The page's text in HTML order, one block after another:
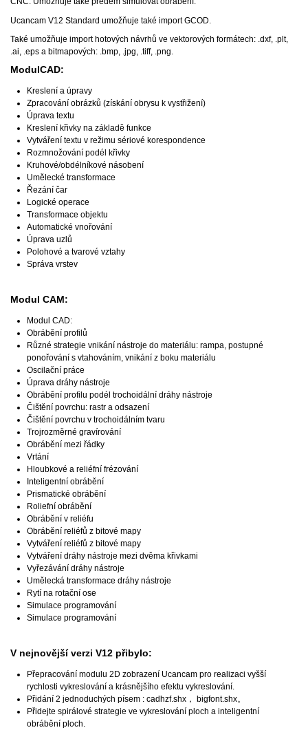
Ucancam V12 Standard umožňuje také import GCOD.
Také umožňuje import hotových návrhů ve vektorových formátech: .dxf, .plt,
.ai, .eps a bitmapových: .bmp, .jpg, .tiff, .png.
ModulCAD:
Kreslení a úpravy
Zpracování obrázků (získání obrysu k vystřižení)
Úprava textu
Kreslení křivky na základě funkce
Vytváření textu v režimu sériové korespondence
Rozmnožování podél křivky
Kruhové/obdélníkové násobení
Umělecké transformace
Řezání čar
Logické operace
Transformace objektu
Automatické vnořování
Úprava uzlů
Polohové a tvarové vztahy
Správa vrstev
Modul CAM:
Modul CAD:
Obrábění profilů
Různé strategie vnikání nástroje do materiálu: rampa, postupné
ponořování s vtahováním, vnikání z boku materiálu
Oscilační práce
Úprava dráhy nástroje
Obrábění profilu podél trochoidální dráhy nástroje
Čištění povrchu: rastr a odsazení
Čištění povrchu v trochoidálním tvaru
Trojrozměrné gravírování
Obrábění mezi řádky
Vrtání
Hloubkové a reliéfní frézování
Inteligentní obrábění
Prismatické obrábění
Roliefní obrábění
Obrábění v reliéfu
Obrábění reliéfů z bitové mapy
Vytváření reliéfů z bitové mapy
Vytváření dráhy nástroje mezi dvěma křivkami
Vyřezávání dráhy nástroje
Umělecká transformace dráhy nástroje
Rytí na rotační ose
Simulace programování
Simulace programování
V nejnovější verzi V12 přibylo:
Přepracování modulu 2D zobrazení Ucancam pro realizaci vyšší
rychlosti vykreslování a krásnějšího efektu vykreslování.
Přidání 2 jednoduchých písem : cadhzf.shx， bigfont.shx。
Přidejte spirálové strategie ve vykreslování ploch a inteligentní
obrábění ploch.